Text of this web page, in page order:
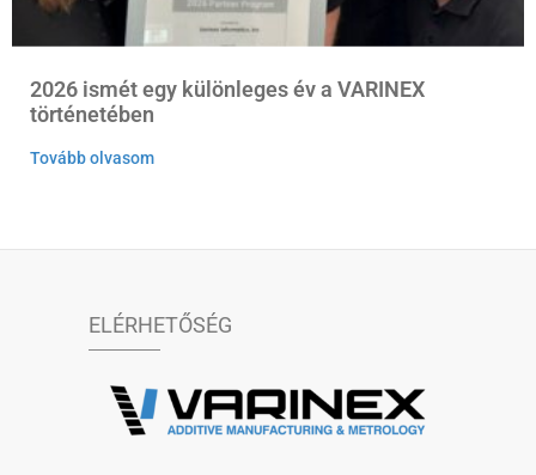
2026 ismét egy különleges év a VARINEX
történetében
Tovább olvasom
ELÉRHETŐSÉG